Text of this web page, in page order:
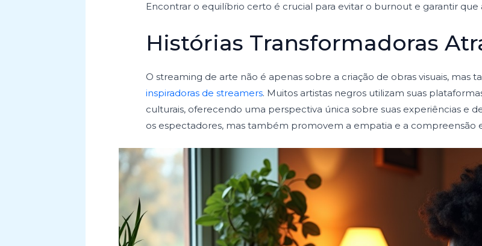
Encontrar o equilíbrio certo é crucial para evitar o burnout e garantir
Histórias Transformadoras
O streaming de arte não é apenas sobre a criação de obras visuais, mas
inspiradoras de streamers. Muitos artistas negros utilizam suas
culturais, oferecendo uma perspectiva única sobre suas experiências e
os espectadores, mas também promovem a empatia e a compreensão